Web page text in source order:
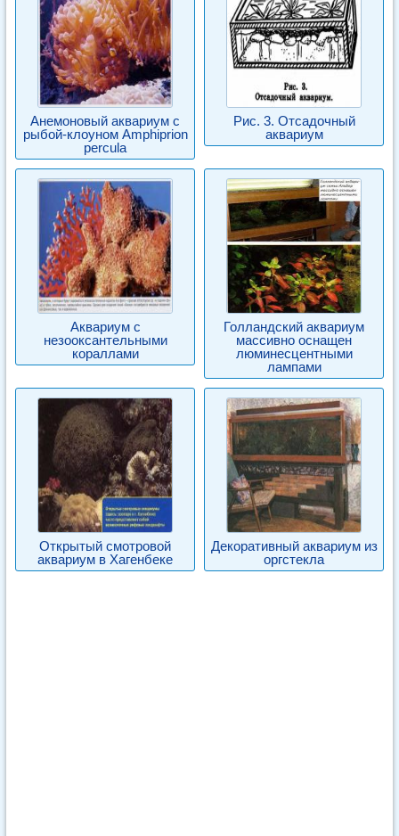
Анемоновый аквариум с
рыбой-клоуном Amphiprion
percula
Рис. 3. Отсадочный
аквариум
Аквариум с
незооксантельными
кораллами
Голландский аквариум
массивно оснащен
люминесцентными
лампами
Открытый смотровой
аквариум в Хагенбеке
Декоративный аквариум из
оргстекла